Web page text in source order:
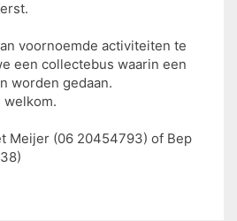
voornoemde activiteiten te
een collectebus waarin een
worden gedaan.
welkom.
Meijer (06 20454793) of Bep